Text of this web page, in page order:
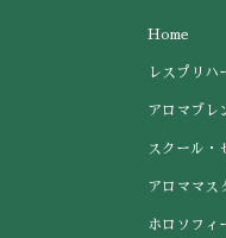
Home
レスプリハ
アロマブレ
スクール・
アロママス
ホロソフィ